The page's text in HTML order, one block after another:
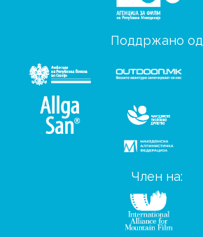
Поддржано од
Член на: